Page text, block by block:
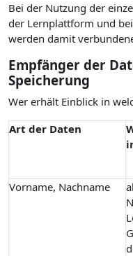
Bei der Nutzung der
der Lernplattform und
werden damit
Empfänger der
Speicherung
Wer erhält Einblick in
Art der Daten
Vorname, Nachname